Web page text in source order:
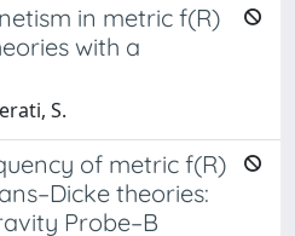
in metric f(R)
with a
S.
of metric f(R)
theories:
Probe–B